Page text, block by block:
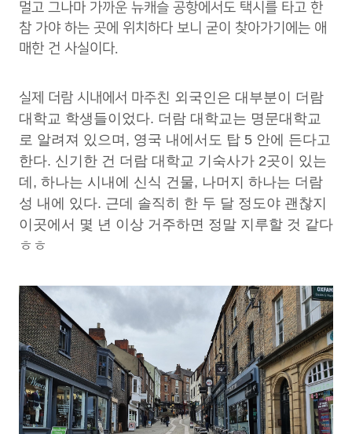
멀고 그나마 가까운 뉴캐슬 공항에서도 택시를 타고 한
참 가야 하는 곳에 위치하다 보니 굳이 찾아가기에는 애
매한 건 사실이다.
실제 더람 시내에서 마주친 외국인은 대부분이 더람
대학교 학생들이었다. 더람 대학교는 명문대학교
로 알려져 있으며, 영국 내에서도 탑 5 안에 든다고
한다. 신기한 건 더람 대학교 기숙사가 2곳이 있는
데, 하나는 시내에 신식 건물, 나머지 하나는 더람
성 내에 있다. 근데 솔직히 한 두 달 정도야 괜찮지
이곳에서 몇 년 이상 거주하면 정말 지루할 것 같다
ㅎㅎ